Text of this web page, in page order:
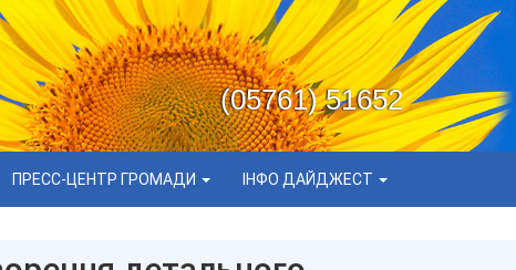
(05761) 51652
ПРЕСС-ЦЕНТР ГРОМАДИ ІНФО ДАЙДЖЕСТ